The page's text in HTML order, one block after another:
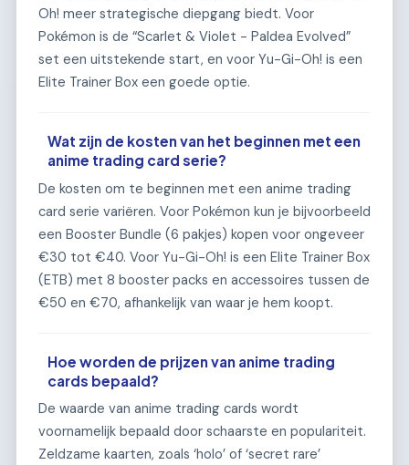
Oh! meer strategische diepgang biedt. Voor
Pokémon is de “Scarlet & Violet - Paldea Evolved”
set een uitstekende start, en voor Yu-Gi-Oh! is een
Elite Trainer Box een goede optie.
Wat zijn de kosten van het beginnen met een
anime trading card serie?
De kosten om te beginnen met een anime trading
card serie variëren. Voor Pokémon kun je bijvoorbeeld
een Booster Bundle (6 pakjes) kopen voor ongeveer
€30 tot €40. Voor Yu-Gi-Oh! is een Elite Trainer Box
(ETB) met 8 booster packs en accessoires tussen de
€50 en €70, afhankelijk van waar je hem koopt.
Hoe worden de prijzen van anime trading
cards bepaald?
De waarde van anime trading cards wordt
voornamelijk bepaald door schaarste en populariteit.
Zeldzame kaarten, zoals ‘holo’ of ‘secret rare’